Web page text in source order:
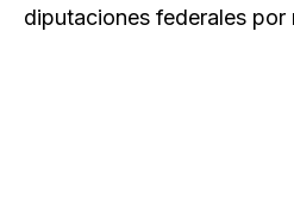
diputaciones federales por